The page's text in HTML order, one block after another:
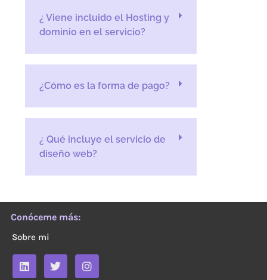
¿ Viene incluido el Hosting y
dominio en el servicio?
¿Cómo es la forma de pago?
¿ Qué incluye el servicio de
diseño web?
Conóceme más:
Sobre mi